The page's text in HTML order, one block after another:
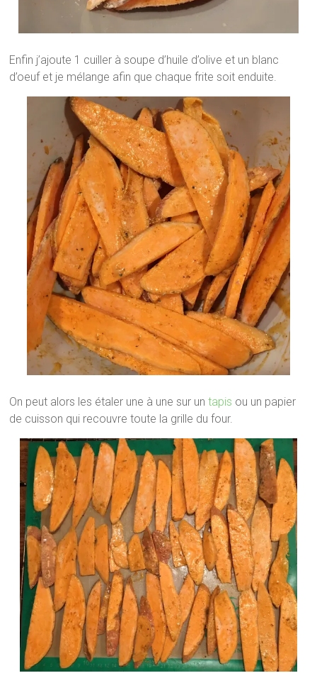
Enfin j’ajoute 1 cuiller à soupe d’huile d’olive et un blanc
d’oeuf et je mélange afin que chaque frite soit enduite.
On peut alors les étaler une à une sur untapis ou un papier
de cuisson qui recouvre toute la grille du four.